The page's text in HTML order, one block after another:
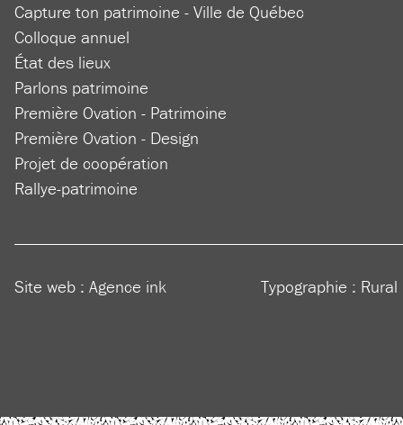
Capture ton patrimoine - Ville de Québec
Colloque annuel
État des lieux
Parlons patrimoine
Première Ovation - Patrimoine
Première Ovation - Design
Projet de coopération
Rallye-patrimoine
Site web : Agence ink Typographie :